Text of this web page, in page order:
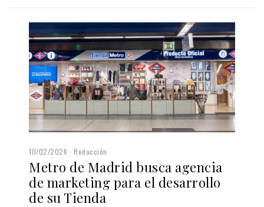
10/02/2026 Redacción
Metro de Madrid busca agencia
de marketing para el desarrollo
de su Tienda